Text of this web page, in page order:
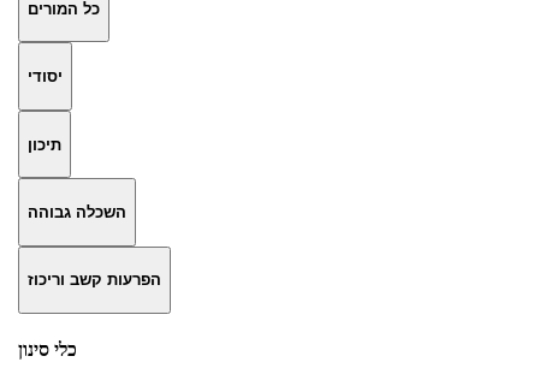
כל המורים
יסודי
תיכון
השכלה גבוהה
הפרעות קשב וריכוז
כלי סינון